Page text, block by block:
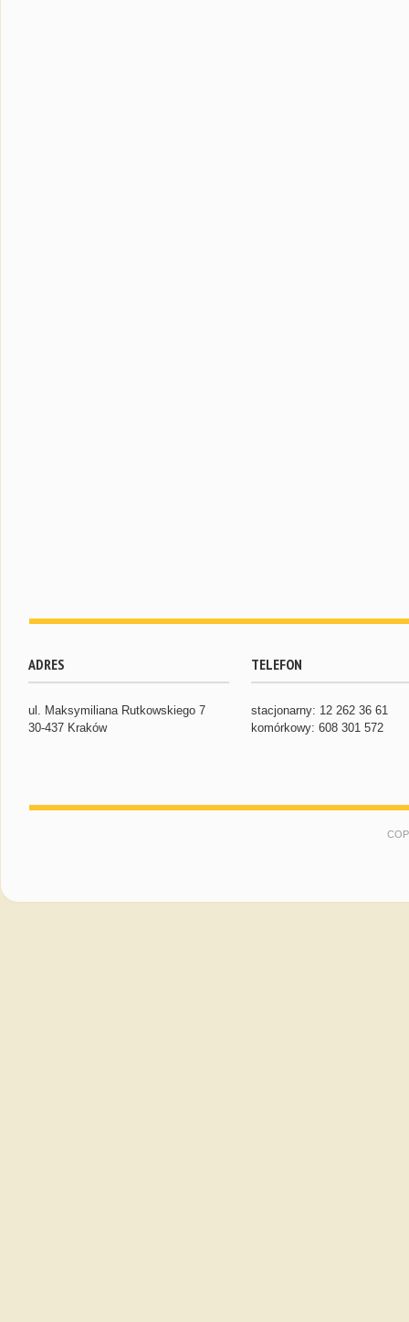
ADRES
ul. Maksymiliana Rutkowskiego 7
30-437 Kraków
TELEFON
stacjonarny: 12 262 36 61
komórkowy: 608 301 572